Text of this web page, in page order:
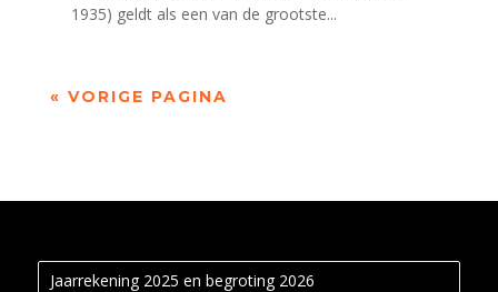
1935) geldt als een van de grootste...
« VORIGE PAGINA
Jaarrekening 2025 en begroting 2026